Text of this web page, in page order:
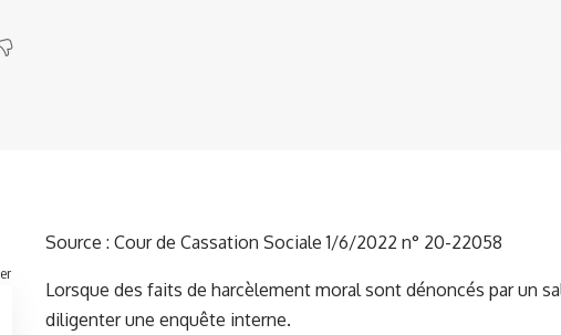
Source : Cour de Cassation Sociale 1/6/2022 n° 20-22058
Lorsque des faits de harcèlement moral sont dénoncés par un
diligenter une enquête interne.